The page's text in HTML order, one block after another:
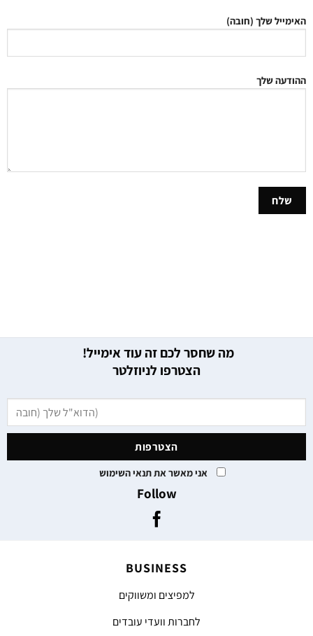
האימייל שלך (חובה)
ההודעה שלך
מה שחסר לכם זה עוד אימייל!
הצטרפו לניוזלטר
אני מאשר את תנאי השימוש
Follow
BUSINESS
למפיצים ומשווקים
לחברות וועדי עובדים